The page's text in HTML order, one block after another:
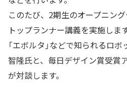
このたび、2期生のオープニン
トップランナー講義を実施しま
「エボルタ」などで知られるロ
智隆氏と、毎日デザイン賞受賞
が対談します。